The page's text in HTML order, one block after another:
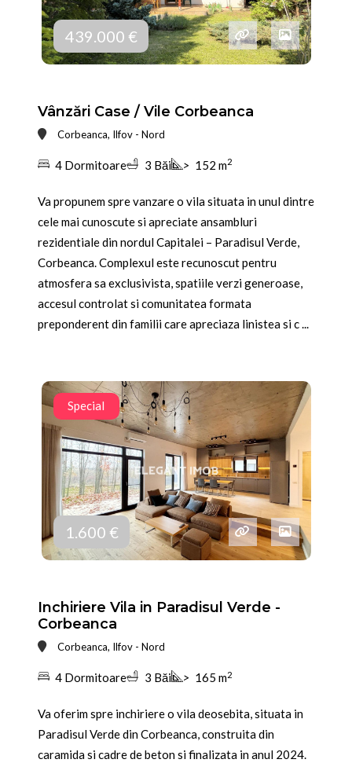
439.000 €
Vânzări Case / Vile Corbeanca
Corbeanca, Ilfov - Nord
4 Dormitoare 3 Băi > 152 m2
Va propunem spre vanzare o vila situata in unul dintre
cele mai cunoscute si apreciate ansambluri
rezidentiale din nordul Capitalei – Paradisul Verde,
Corbeanca. Complexul este recunoscut pentru
atmosfera sa exclusivista, spatiile verzi generoase,
accesul controlat si comunitatea formata
preponderent din familii care apreciaza linistea si c ...
Special
1.600 €
Inchiriere Vila in Paradisul Verde -
Corbeanca
Corbeanca, Ilfov - Nord
4 Dormitoare 3 Băi > 165 m2
Va oferim spre inchiriere o vila deosebita, situata in
Paradisul Verde din Corbeanca, construita din
caramida si cadre de beton si finalizata in anul 2024.